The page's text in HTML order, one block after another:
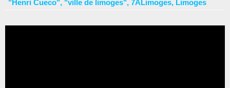
"Henri Cueco", "ville de limoges", 7ALimoges, Limoges